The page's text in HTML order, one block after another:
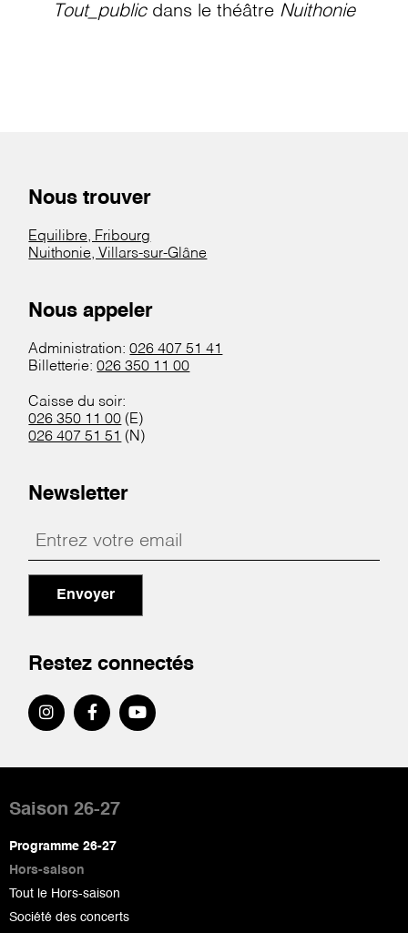
Tout_publicdans le théâtre Nuithonie
Nous trouver
Equilibre, Fribourg
Nuithonie, Villars-sur-Glâne
Nous appeler
Administration:026 407 51 41
Billetterie:026 350 11 00
Caisse du soir:
026 350 11 00 (E)
026 407 51 51 (N)
Newsletter
Envoyer
Restez connectés
de
page
Saison 26-27
Programme 26-27
Hors-saison
Tout le Hors-saison
Société des concerts